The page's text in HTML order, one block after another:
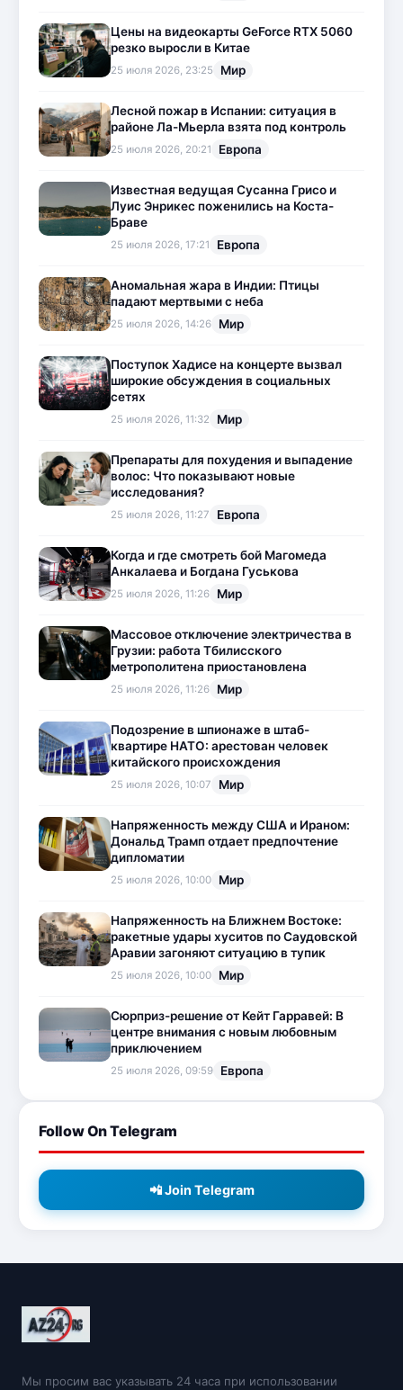
Цены на видеокарты GeForce RTX 5060
резко выросли в Китае
25 июля 2026, 23:25 Мир
Лесной пожар в Испании: ситуация в
районе Ла-Мьерла взята под контроль
25 июля 2026, 20:21 Европа
Известная ведущая Сусанна Грисо и
Луис Энрикес поженились на Коста-
Браве
25 июля 2026, 17:21 Европа
Аномальная жара в Индии: Птицы
падают мертвыми с неба
25 июля 2026, 14:26 Мир
Поступок Хадисе на концерте вызвал
широкие обсуждения в социальных
сетях
25 июля 2026, 11:32 Мир
Препараты для похудения и выпадение
волос: Что показывают новые
исследования?
25 июля 2026, 11:27 Европа
Когда и где смотреть бой Магомеда
Анкалаева и Богдана Гуськова
25 июля 2026, 11:26 Мир
Массовое отключение электричества в
Грузии: работа Тбилисского
метрополитена приостановлена
25 июля 2026, 11:26 Мир
Подозрение в шпионаже в штаб-
квартире НАТО: арестован человек
китайского происхождения
25 июля 2026, 10:07 Мир
Напряженность между США и Ираном:
Дональд Трамп отдает предпочтение
дипломатии
25 июля 2026, 10:00 Мир
Напряженность на Ближнем Востоке:
ракетные удары хуситов по Саудовской
Аравии загоняют ситуацию в тупик
25 июля 2026, 10:00 Мир
Сюрприз-решение от Кейт Гарравей: В
центре внимания с новым любовным
приключением
25 июля 2026, 09:59 Европа
Follow On Telegram
📲 Join Telegram
Мы просим вас указывать 24 часа при использовании